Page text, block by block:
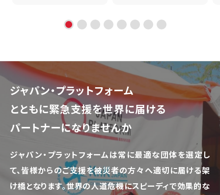
ジャパン・プラットフォーム
とともに緊急支援を世界に届ける
パートナーになりませんか
ジャパン・プラットフォームは常に最適な団体を選定し
て、皆様からのご支援を被災者の方々へ適切に届ける架
け橋となります。世界の人道危機にスピーディで効果的な